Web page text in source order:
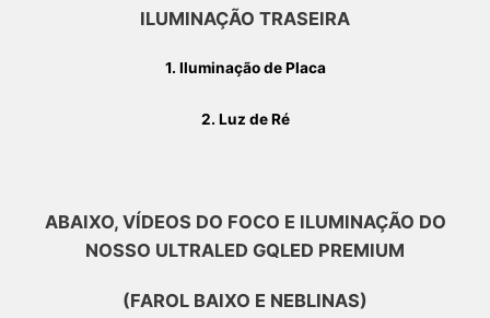
ILUMINAÇÃO TRASEIRA
1. Iluminação de Placa
2. Luz de Ré
ABAIXO, VÍDEOS DO FOCO E ILUMINAÇÃO DO
NOSSO ULTRALED GQLED PREMIUM
(FAROL BAIXO E NEBLINAS)